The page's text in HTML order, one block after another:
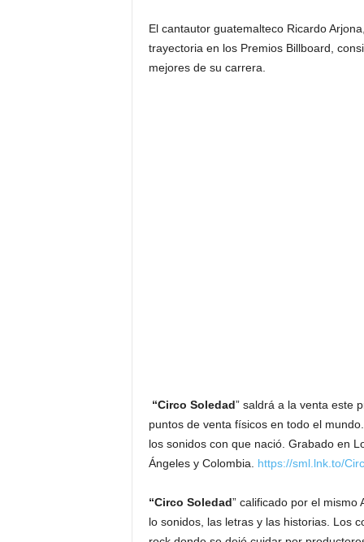
El cantautor guatemalteco Ricardo
trayectoria en los Premios Billboard,
mejores de su carrera.
“Circo Soledad” saldrá a la venta este
puntos de venta físicos en todo el
los sonidos con que nació. Grabado en
Ángeles y Colombia. https://sml.lnk.to/
“Circo Soledad” calificado por el mismo
lo sonidos, las letras y las historias. Los